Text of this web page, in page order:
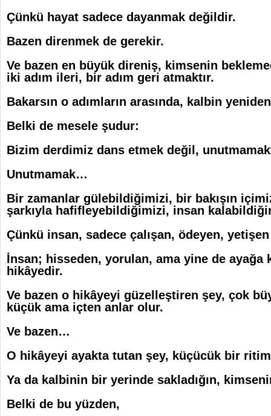
Çünkü hayat sadece dayanmak değildir.
Bazen direnmek de gerekir.
Ve bazen en büyük direniş, kimsenin
iki adım ileri, bir adım geri atmaktır.
Bakarsın o adımların arasında, kalbin
Belki de mesele şudur:
Bizim derdimiz dans etmek değil,
Unutmamak…
Bir zamanlar gülebildiğimizi, bir bakışın
şarkıyla hafifleyebildiğimizi, insan
Çünkü insan, sadece çalışan, ödeyen,
İnsan; hisseden, yorulan, ama yine de ayağa
hikâyedir.
Ve bazen o hikâyeyi güzelleştiren şey, çok
küçük ama içten anlar olur.
Ve bazen…
O hikâyeyi ayakta tutan şey, küçücük bir
Ya da kalbinin bir yerinde sakladığın,
Belki de bu yüzden,